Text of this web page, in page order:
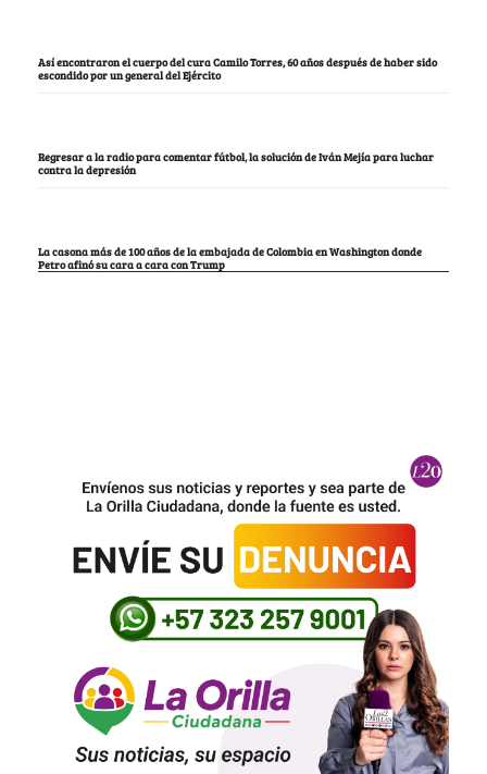
Así encontraron el cuerpo del cura Camilo Torres, 60 años después de haber sido
escondido por un general del Ejército
Regresar a la radio para comentar fútbol, la solución de Iván Mejía para luchar
contra la depresión
La casona más de 100 años de la embajada de Colombia en Washington donde
Petro afinó su cara a cara con Trump